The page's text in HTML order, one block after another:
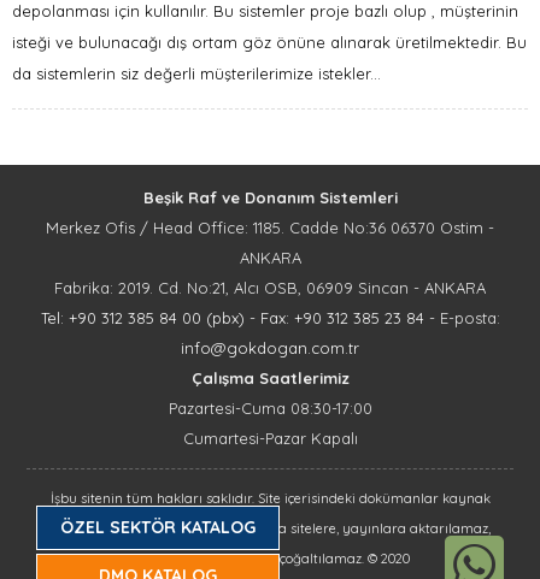
depolanması için kullanılır. Bu sistemler proje bazlı olup , müşterinin
isteği ve bulunacağı dış ortam göz önüne alınarak üretilmektedir. Bu
da sistemlerin siz değerli müşterilerimize istekler...
Beşik Raf ve Donanım Sistemleri
Merkez Ofis / Head Office: 1185. Cadde No:36 06370 Ostim -
ANKARA
Fabrika: 2019. Cd. No:21, Alcı OSB, 06909 Sincan - ANKARA
Tel: +90 312 385 84 00 (pbx) - Fax: +90 312 385 23 84 - E-posta:
info@gokdogan.com.tr
Çalışma Saatlerimiz
Pazartesi-Cuma 08:30-17:00
Cumartesi-Pazar Kapalı
İşbu sitenin tüm hakları saklıdır. Site içerisindeki dokümanlar kaynak
gösterilse dahi, izin alınmadan başka sitelere, yayınlara aktarılamaz,
kopyalanamaz, basılıp çoğaltılamaz. © 2020
ÖZEL SEKTÖR KATALOG